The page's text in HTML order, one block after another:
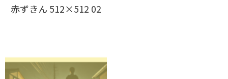
赤ずきん 512×512 02